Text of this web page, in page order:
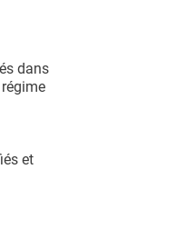
dans
et